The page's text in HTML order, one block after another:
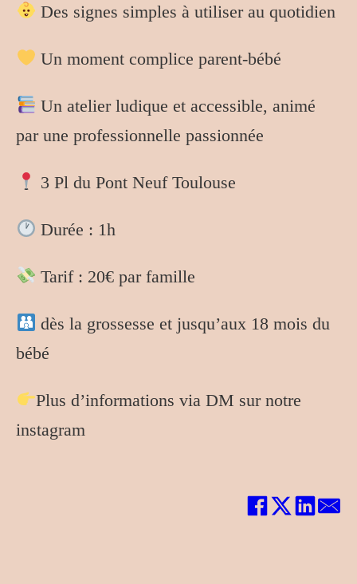
sport
Des signes simples à utiliser au quotidien
Un moment complice parent-bébé
Un atelier ludique et accessible, animé
par une professionnelle passionnée
3 Pl du Pont Neuf Toulouse
Durée : 1h
Tarif : 20€ par famille
dès la grossesse et jusqu’aux 18 mois du
bébé
Plus d’informations via DM sur notre
instagram